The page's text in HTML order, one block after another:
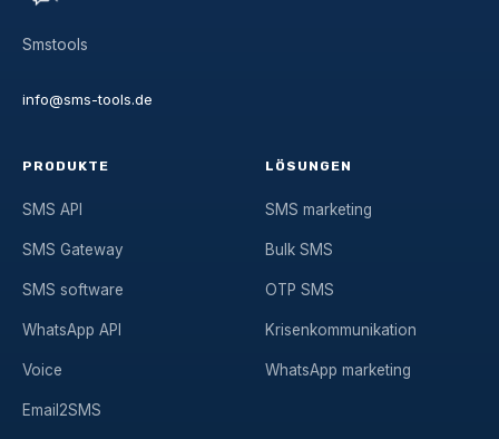
Smstools
info@sms-tools.de
PRODUKTE
SMS API
SMS Gateway
SMS software
WhatsApp API
Voice
Email2SMS
LÖSUNGEN
SMS marketing
Bulk SMS
OTP SMS
Krisenkommunikation
WhatsApp marketing